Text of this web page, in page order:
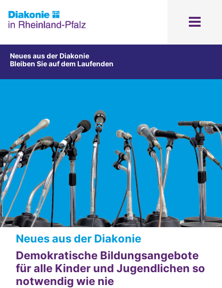
Neues aus der Diakonie
Bleiben Sie auf dem Laufenden
Aktuelle Meldungen
Neues aus der Diakonie
Demokratische Bildungsangebote
für alle Kinder und Jugendlichen so
notwendig wie nie